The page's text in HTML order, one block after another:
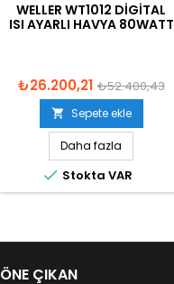
WELLER WT1012 DIGITAL
ISI AYARLI HAVYA 80WATT
₺26.200,21 ₺52.400,43
 Sepete ekle
Daha fazla
 Stokta VAR
ÖNE ÇIKAN